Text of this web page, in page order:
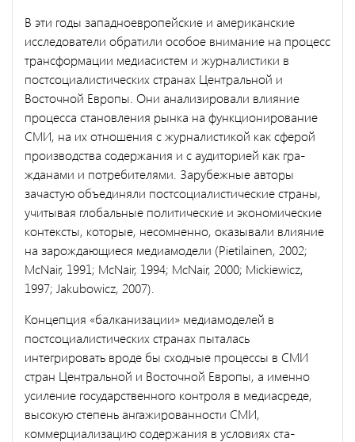
В эти годы западноевропейские и американские
исследователи обратили особое внимание на процесс
трансформации медиасистем и журналистики в
постсоциалистических странах Центральной и
Восточной Европы. Они анализировали влияние
процесса становле­ния рынка на функционирование
СМИ, на их отношения с журнали­стикой как сферой
производства содержания и с аудиторией как гра­
жданами и потребителями. Зарубежные авторы
зачастую объединяли постсоциалистические страны,
учитывая глобальные политические и экономические
контексты, которые, несомненно, оказывали влия­ние
на зарождающиеся медиамодели (Pietilainen, 2002;
McNair, 1991; McNair, 1994; McNair, 2000; Mickiewicz,
1997; Jakubowicz, 2007).
Концепция «балканизации» медиамоделей в
постсоциалистических странах пыталась
интегрировать вроде бы сходные процессы в СМИ
стран Центральной и Восточной Европы, а именно
усиление государственного контроля в медиасреде,
высокую степень ангажи­рованности СМИ,
коммерциализацию содержания в условиях ста­